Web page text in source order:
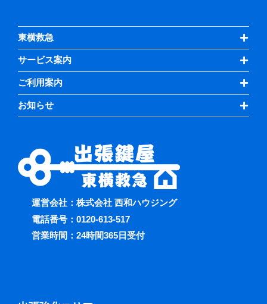
東横救急
サービス案内
ご利用案内
お知らせ
運営会社：株式会社 西和ハウジング
電話番号： 0120-613-517
営業時間：24時間365日受付